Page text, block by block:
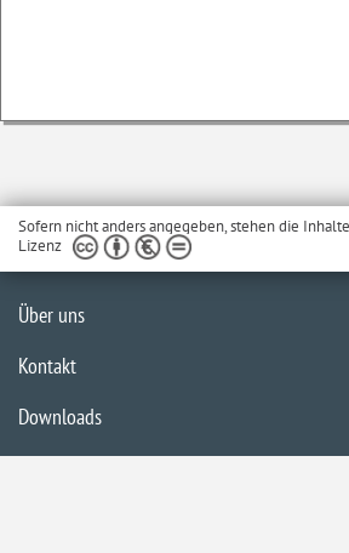
Sofern nicht anders angegeben, stehen die
Lizenz
Über uns
Kontakt
Downloads